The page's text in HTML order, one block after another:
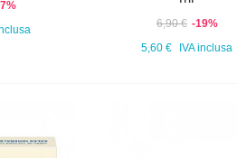
6,90 € -19%
5,60 €
IVA inclusa